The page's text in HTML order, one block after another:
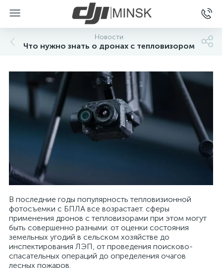
Новости
Что нужно знать о дронах с тепловизором
В последние годы популярность тепловизионной
фотосъемки с БПЛА все возрастает. сферы
применения дронов с тепловизорами при этом могут
быть совершенно разными: от оценки состояния
земельных угодий в сельском хозяйстве до
инспектирования ЛЭП, от проведения поисково-
спасательных операций до определения очагов
лесных пожаров.